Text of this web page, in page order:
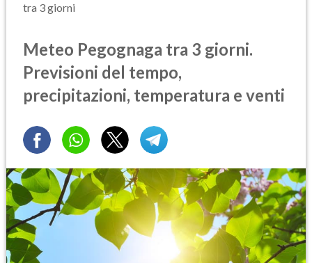
tra 3 giorni
Meteo Pegognaga tra 3 giorni.
Previsioni del tempo,
precipitazioni, temperatura e venti